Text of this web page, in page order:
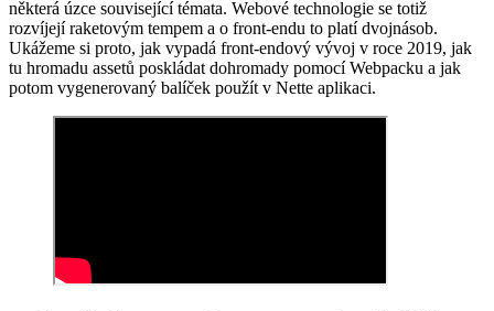
některá úzce související témata. Webové technologie se totiž
rozvíjejí raketovým tempem a o front-endu to platí dvojnásob.
Ukážeme si proto, jak vypadá front-endový vývoj v roce 2019, jak
tu hromadu assetů poskládat dohromady pomocí Webpacku a jak
potom vygenerovaný balíček použít v Nette aplikaci.